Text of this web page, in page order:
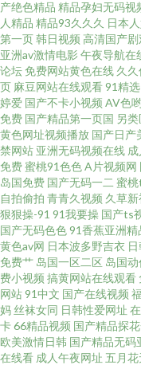
品网 91豆花影院官网版 91
视频 91人妻超碰 黄色人人
碰内射 狠狠操com 无码官
摸 香蕉伊在线 www91熟女
妻海角论坛 豆花九十一网
av 五月天性爱导航 97影院
人黄 91晚间福利社 久久草
女午男女网址 91视频免费
蚪熟女 精品国产中出成人
产绝色精品 精品孕妇无码视
人精品 精品93久久久 日本
第一页韩日视频 高清国产
亚洲av激情电影 午夜导航在
论坛 免费网站黄色在线 久
页 麻豆网站在线观看91精
婷爱 国产不卡小视频 AV色
免费 国产精品第一页国 另
黄色网址视频播放 国产日产
禁网站 亚洲无码视频在线
免费蜜桃91色色A片视频网
岛国免费 国产无码一二 蜜
自拍偷拍 青青久视频 久草
狠狠操-91 91我要操 国产ts
国产无码色色91香蕉亚洲精
黄色av网 日本波多野吉衣
免费艹 岛国一区二区 岛国
费小视频 搞黄网站在线观看
网站91中文 国产在线视频
妈 丝袜女同 日韩性爱网址
卡66精品视频 国产精品探
欧美激情日韩 国产精品无码
在线看 成人午夜网址 五月